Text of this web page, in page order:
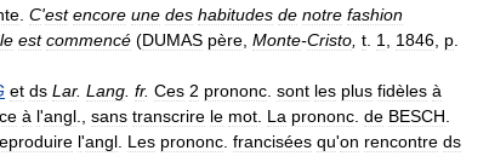
C'est encore une des habitudes de notre fashion
est commencé (DUMAS père Monte-Cristo t 1 1846 p
et ds Lar. Lang fr. Ces 2 prononc sont les plus fidèles à
à l'angl sans transcrire le mot La prononc de BESCH
l'angl Les prononc francisées qu'on rencontre ds